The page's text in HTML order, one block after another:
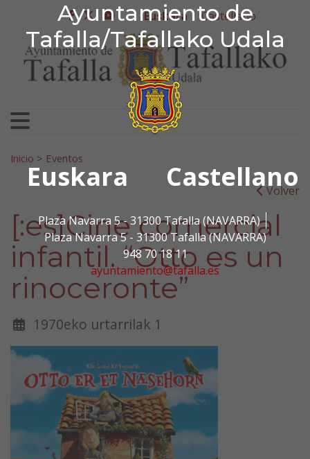
Ayuntamiento de
Tafalla/Tafallako Udala
Euskara Castellano
Plaza Navarra 5 - 31300 Tafalla (NAVARRA)
Plaza Navarra 5 - 31300 Tafalla (NAVARRA)
948 70 18 11
ayuntamiento@tafalla.es
Ir al contenido
Ayuntamiento de
facebook
twitter
youtube
Euskara Castellano
Bilatu:
Inicio > Eventos
Volver
[:es]Cine comercial
infantil. “Otto es un
rinoceronte”
1970eko urtarrilak 1